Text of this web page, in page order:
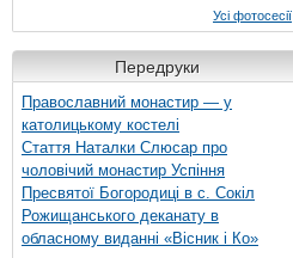
Усі фотосесії
Передруки
Православний монастир — у
католицькому костелі
Стаття Наталки Слюсар про
чоловічий монастир Успіння
Пресвятої Богородиці в с. Сокіл
Рожищанського деканату в
обласному виданні «Вісник і Ко»